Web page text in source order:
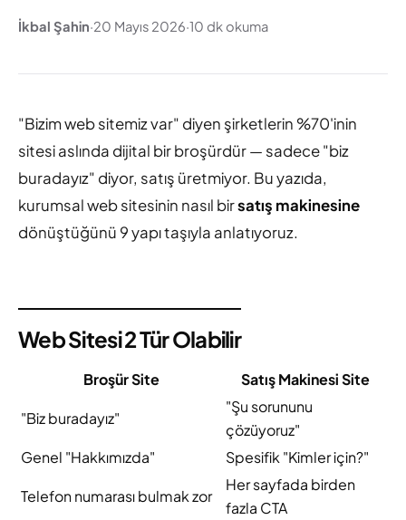
İkbal Şahin·20 Mayıs 2026·10 dk okuma
"Bizim web sitemiz var" diyen şirketlerin %70'inin
sitesi aslında dijital bir broşürdür — sadece "biz
buradayız" diyor, satış üretmiyor. Bu yazıda,
kurumsal web sitesinin nasıl birsatış makinesine
dönüştüğünü 9 yapı taşıyla anlatıyoruz.
Web Sitesi 2 Tür Olabilir
Broşür Site Satış Makinesi Site
"Biz buradayız"
"Şu sorununu
çözüyoruz"
Genel "Hakkımızda"
Spesifik "Kimler için?"
Telefon numarası bulmak zor
Her sayfada birden
fazla CTA